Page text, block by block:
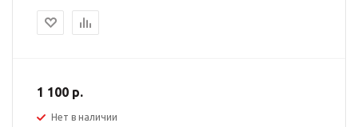
1 100 р.
Нет в наличии